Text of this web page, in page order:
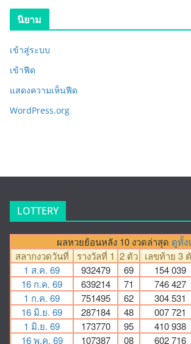
นิยาม
เข้าสู่ระบบ
เข้าฟีด
แสดงความเห็นฟีด
WordPress.org
LOTTERY